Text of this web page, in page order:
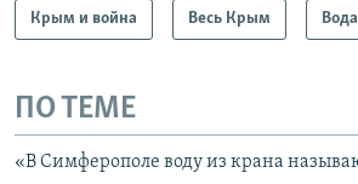
Крым и война Весь Крым
ПО ТЕМЕ
«В Симферополе воду из крана